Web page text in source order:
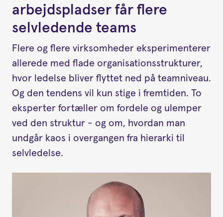
arbejdspladser får flere
selvledende teams
Flere og flere virksomheder eksperimenterer
allerede med flade organisationsstrukturer,
hvor ledelse bliver flyttet ned på teamniveau.
Og den tendens vil kun stige i fremtiden. To
eksperter fortæller om fordele og ulemper
ved den struktur - og om, hvordan man
undgår kaos i overgangen fra hierarki til
selvledelse.